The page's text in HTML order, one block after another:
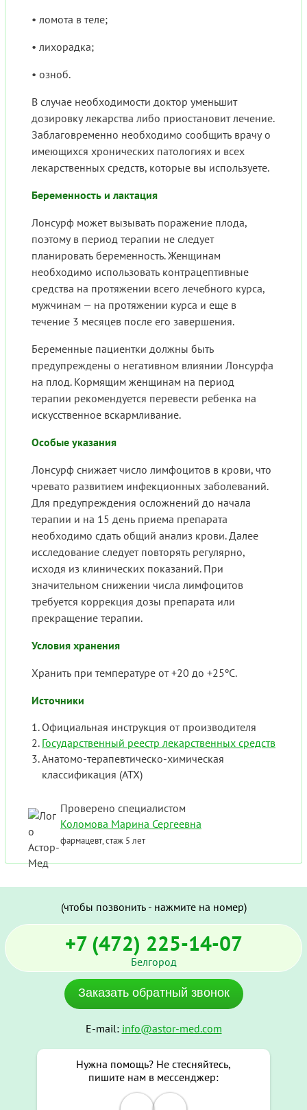
• ломота в теле;
• лихорадка;
• озноб.
В случае необходимости доктор уменьшит
дозировку лекарства либо приостановит лечение.
Заблаговременно необходимо сообщить врачу о
имеющихся хронических патологиях и всех
лекарственных средств, которые вы используете.
Беременность и лактация
Лонсурф может вызывать поражение плода,
поэтому в период терапии не следует
планировать беременность. Женщинам
необходимо использовать контрацептивные
средства на протяжении всего лечебного курса,
мужчинам — на протяжении курса и еще в
течение 3 месяцев после его завершения.
Беременные пациентки должны быть
предупреждены о негативном влиянии Лонсурфа
на плод. Кормящим женщинам на период
терапии рекомендуется перевести ребенка на
искусственное вскармливание.
Особые указания
Лонсурф снижает число лимфоцитов в крови, что
чревато развитием инфекционных заболеваний.
Для предупреждения осложнений до начала
терапии и на 15 день приема препарата
необходимо сдать общий анализ крови. Далее
исследование следует повторять регулярно,
исходя из клинических показаний. При
значительном снижении числа лимфоцитов
требуется коррекция дозы препарата или
прекращение терапии.
Условия хранения
Хранить при температуре от +20 до +25ºС.
Источники
Официальная инструкция от производителя
Государственный реестр лекарственных средств
Анатомо-терапевтическо-химическая
классификация (ATX)
Проверено специалистом
Коломова Марина Сергеевна
фармацевт, стаж 5 лет
(чтобы позвонить - нажмите на номер)
+7 (472) 225-14-07
Белгород
Заказать обратный звонок
E-mail: info@astor-med.com
Нужна помощь? Не стесняйтесь,
пишите нам в мессенджер: